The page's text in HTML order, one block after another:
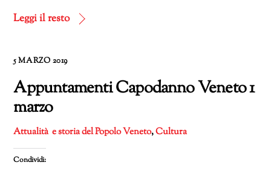
corso…
Leggi il resto
5 MARZO 2019
Appuntamenti Capodanno Veneto 1
marzo
Attualità e storia del Popolo Veneto,Cultura
Condividi: